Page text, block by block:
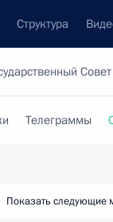
Структура
Совет
Телеграммы
Показать следующие